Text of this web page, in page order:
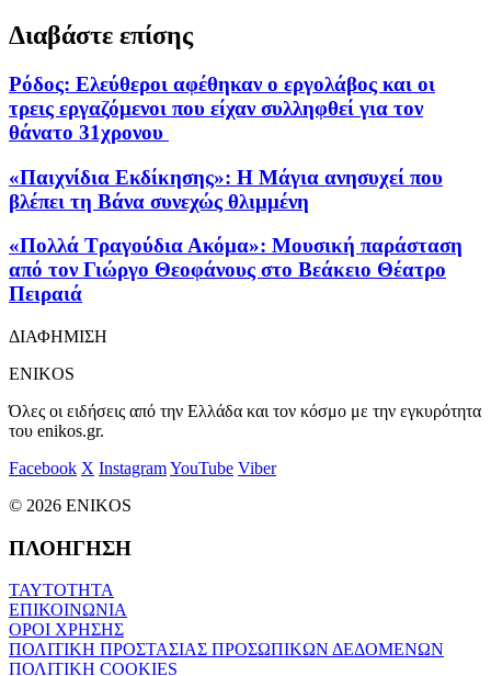
Διαβάστε επίσης
Ρόδος: Ελεύθεροι αφέθηκαν ο εργολάβος και οι
τρεις εργαζόμενοι που είχαν συλληφθεί για τον
θάνατο 31χρονου
«Παιχνίδια Εκδίκησης»: Η Μάγια ανησυχεί που
βλέπει τη Βάνα συνεχώς θλιμμένη
«Πολλά Τραγούδια Ακόμα»: Μουσική παράσταση
από τον Γιώργο Θεοφάνους στο Βεάκειο Θέατρο
Πειραιά
ΔΙΑΦΗΜΙΣΗ
ENIKOS
Όλες οι ειδήσεις από την Ελλάδα και τον κόσμο με την εγκυρότητα
του enikos.gr.
Facebook X InstagramYouTube Viber
© 2026 ENIKOS
ΠΛΟΗΓΗΣΗ
ΤΑΥΤΟΤΗΤΑ
ΕΠΙΚΟΙΝΩΝΙΑ
ΟΡΟΙ ΧΡΗΣΗΣ
ΠΟΛΙΤΙΚΗ ΠΡΟΣΤΑΣΙΑΣ ΠΡΟΣΩΠΙΚΩΝ ΔΕΔΟΜΕΝΩΝ
ΠΟΛΙΤΙΚΗ COOKIES